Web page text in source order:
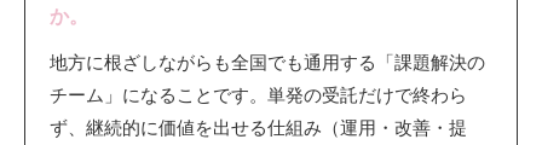
か。
地方に根ざしながらも全国でも通用する「課題解決の
チーム」になることです。単発の受託だけで終わら
ず、継続的に価値を出せる仕組み（運用・改善・提